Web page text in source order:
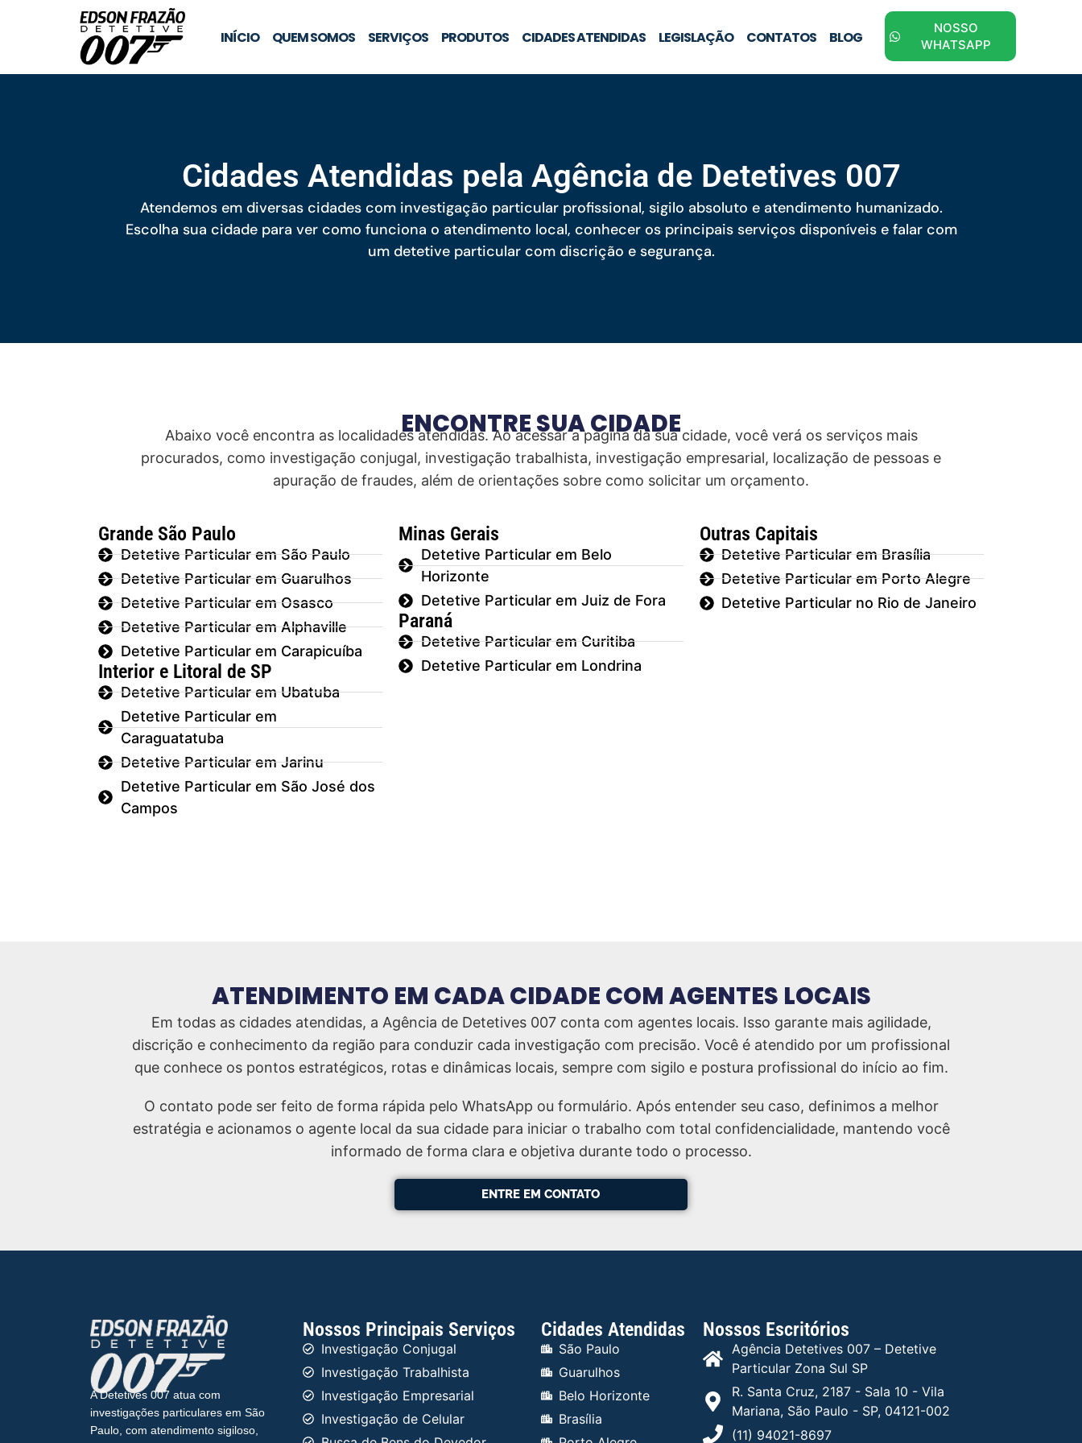
INÍCIO QUEM SOMOS SERVIÇOS PRODUTOS CIDADES ATENDIDAS LEGISLAÇÃO CONTATOS BLOG
NOSSO
WHATSAPP
Cidades Atendidas pela Agência de Detetives 007
Atendemos em diversas cidades com investigação particular profissional, sigilo absoluto e atendimento humanizado.
Escolha sua cidade para ver como funciona o atendimento local, conhecer os principais serviços disponíveis e falar com
um detetive particular com discrição e segurança.
ENCONTRE SUA CIDADE
Abaixo você encontra as localidades atendidas. Ao acessar a página da sua cidade, você verá os serviços mais
procurados, como investigação conjugal, investigação trabalhista, investigação empresarial, localização de pessoas e
apuração de fraudes, além de orientações sobre como solicitar um orçamento.
Grande São Paulo
Detetive Particular em São Paulo
Detetive Particular em Guarulhos
Detetive Particular em Osasco
Detetive Particular em Alphaville
Detetive Particular em Carapicuíba
Interior e Litoral de SP
Detetive Particular em Ubatuba
Detetive Particular em
Caraguatatuba
Detetive Particular em Jarinu
Detetive Particular em São José dos
Campos
Minas Gerais
Detetive Particular em Belo
Horizonte
Detetive Particular em Juiz de Fora
Paraná
Detetive Particular em Curitiba
Detetive Particular em Londrina
Outras Capitais
Detetive Particular em Brasília
Detetive Particular em Porto Alegre
Detetive Particular no Rio de Janeiro
ATENDIMENTO EM CADA CIDADE COM AGENTES LOCAIS
Em todas as cidades atendidas, a Agência de Detetives 007 conta com agentes locais. Isso garante mais agilidade,
discrição e conhecimento da região para conduzir cada investigação com precisão. Você é atendido por um profissional
que conhece os pontos estratégicos, rotas e dinâmicas locais, sempre com sigilo e postura profissional do início ao fim.
O contato pode ser feito de forma rápida pelo WhatsApp ou formulário. Após entender seu caso, definimos a melhor
estratégia e acionamos o agente local da sua cidade para iniciar o trabalho com total confidencialidade, mantendo você
informado de forma clara e objetiva durante todo o processo.
ENTRE EM CONTATO
A Detetives 007 atua com
investigações particulares em São
Paulo, com atendimento sigiloso,
Nossos Principais Serviços
Investigação Conjugal
Investigação Trabalhista
Investigação Empresarial
Investigação de Celular
Cidades Atendidas
São Paulo
Guarulhos
Belo Horizonte
Brasília
Nossos Escritórios
Agência Detetives 007 – Detetive
Particular Zona Sul SP
R. Santa Cruz, 2187 - Sala 10 - Vila
Mariana, São Paulo - SP, 04121-002
(11) 94021-8697